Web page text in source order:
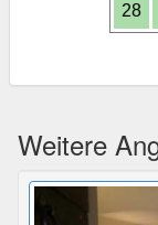
28
Weitere